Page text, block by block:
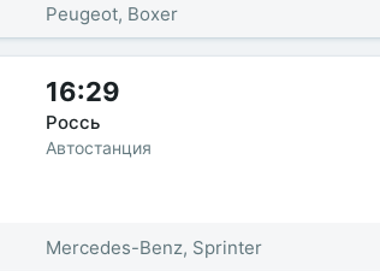
Peugeot, Boxer
16:29
Россь
Автостанция
Mercedes-Benz, Sprinter